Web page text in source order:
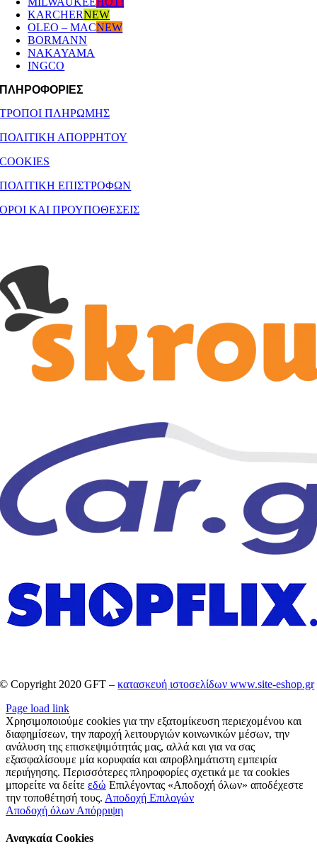
KARCHERNEW
OLEO – MACNEW
BORMANN
NAKAYAMA
INGCO
ΠΛΗΡΟΦΟΡΙΕΣ
ΤΡΟΠΟΙ ΠΛΗΡΩΜΗΣ
ΠΟΛΙΤΙΚΗ ΑΠΟΡΡΗΤΟΥ
COOKIES
ΠΟΛΙΤΙΚΗ ΕΠΙΣΤΡΟΦΩΝ
ΟΡΟΙ ΚΑΙ ΠΡΟΥΠΟΘΕΣΕΙΣ
© Copyright 2020 GFT –κατασκευή ιστοσελίδων www.site-eshop.gr
Page load link
Χρησιμοποιούμε cookies για την εξατομίκευση περιεχομένου και
διαφημίσεων, την παροχή λειτουργιών κοινωνικών μέσων, την
ανάλυση της επισκεψιμότητάς μας, αλλά και για να σας
εξασφαλίσουμε μία κορυφαία και απροβλημάτιστη εμπειρία
περιήγησης. Περισσότερες πληροφορίες σχετικά με τα cookies
μπορείτε να δείτε εδώ Επιλέγοντας «Αποδοχή όλων» αποδέχεστε
την τοποθέτησή τους. Αποδοχή Επιλογών
Αποδοχή όλων Απόρριψη
Αναγκαία Cookies